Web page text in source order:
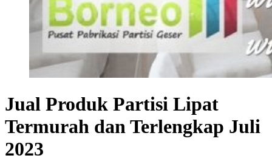
Jual Produk Partisi Lipat
Termurah dan Terlengkap Juli
2023